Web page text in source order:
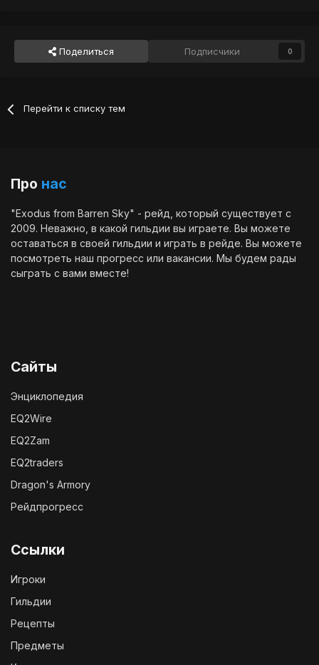
Поделиться Подписчики 0
Перейти к списку тем
Про нас
"Exodus from Barren Sky" - рейд, который существует с
2009. Неважно, в какой гильдии вы играете. Вы можете
оставаться в своей гильдии и играть в рейде. Вы можете
посмотреть наш прогресс или вакансии. Мы будем рады
сыграть с вами вместе!
Сайты
Энциклопедия
EQ2Wire
EQ2Zam
EQ2traders
Dragon's Armory
Рейдпрогресс
Ссылки
Игроки
Гильдии
Рецепты
Предметы